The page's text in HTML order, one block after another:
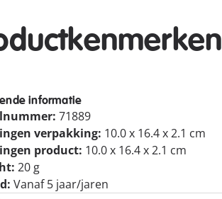
informatie
71889
verpakking: 10.0 x 16.4 x 2.1 cm
product: 10.0 x 16.4 x 2.1 cm
20 g
Vanaf 5 jaar/jaren